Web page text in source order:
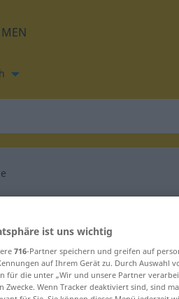
für "Gepränge"
ist uns wichtig
716-Partner speichern und greifen auf
auf Ihrem Gerät zu. Durch Auswahl
für die unter „Wir und unsere Partner
Zwecke. Wenn Tracker deaktiviert sind, sind